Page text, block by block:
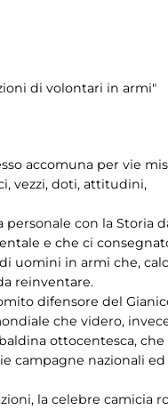
di volontari in armi"
accomuna per vie
vezzi, doti, attitudini,
con la Storia
e che ci
uomini in armi che,
reinventare.
difensore del
che videro,
ottocentesca,
campagne nazionali ed
la celebre camicia